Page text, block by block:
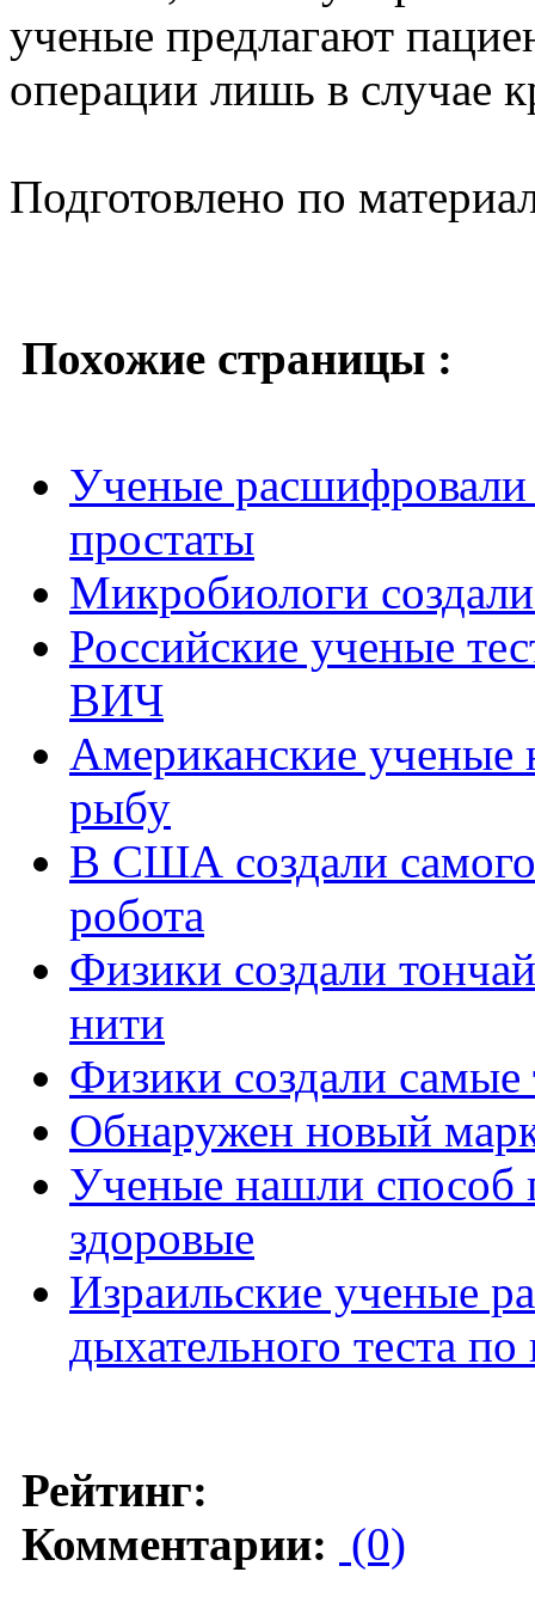
ученые предлагают
операции лишь в случае
Подготовлено по
Похожие страницы :
Ученые расшифровали
простаты
Микробиологи
Российские ученые
ВИЧ
Американские
рыбу
В США создали самого
робота
Физики создали
нити
Физики создали
Обнаружен новый
Ученые нашли способ
здоровые
Израильские ученые
дыхательного теста
Рейтинг:
Комментарии: (0)